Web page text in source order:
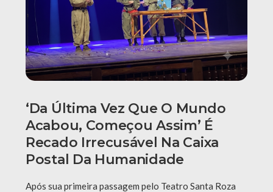
‘Da Última Vez Que O Mundo
Acabou, Começou Assim’ É
Recado Irrecusável Na Caixa
Postal Da Humanidade
Após sua primeira passagem pelo Teatro Santa Roza